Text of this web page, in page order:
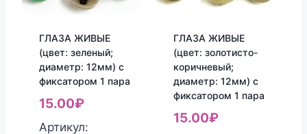
ГЛАЗА ЖИВЫЕ
(цвет: зеленый;
диаметр: 12мм) с
фиксатором 1 пара
15.00₽
Артикул:
ГЛАЗА ЖИВЫЕ
(цвет: золотисто-
коричневый;
диаметр: 12мм) с
фиксатором 1 пара
15.00₽